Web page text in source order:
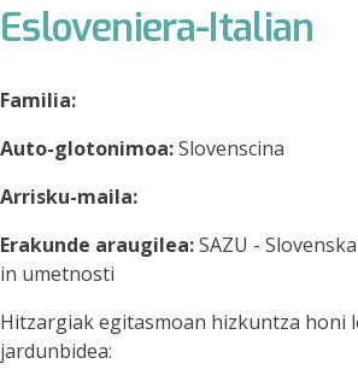
Esloveniera-Italian
Familia:
Auto-glotonimoa:Slovenscina
Arrisku-maila:
Erakunde araugilea:SAZU -
in umetnosti
Hitzargiak egitasmoan hizkuntza honi
jardunbidea: